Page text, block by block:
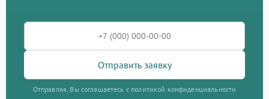
Отправить заявку
Отправляя, Вы соглашаетесь с политикой конфиденциальности